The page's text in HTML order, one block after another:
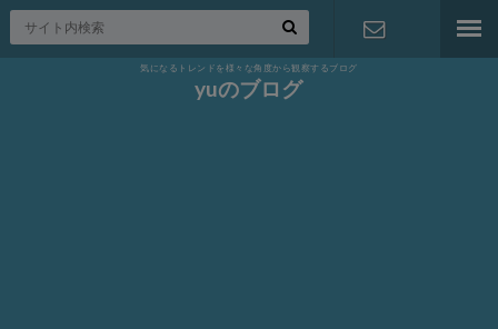
気になるトレンドを様々な角度から観察するブログ
yuのブログ